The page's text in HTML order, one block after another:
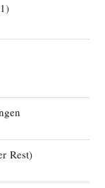
1)
Rest)